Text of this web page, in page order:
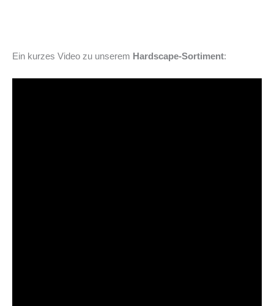
Ein kurzes Video zu unserem Hardscape-Sortiment: